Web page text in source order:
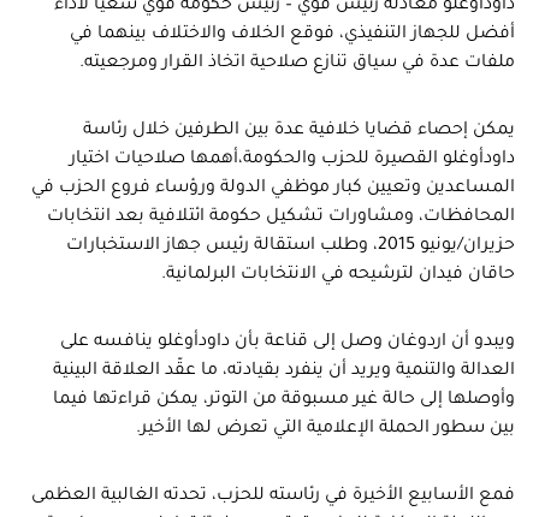
داودأوغلو معادلة رئيس قوي – رئيس حكومة قوي سعياً لأداء
أفضل للجهاز التنفيذي، فوقع الخلاف والاختلاف بينهما في
ملفات عدة في سياق تنازع صلاحية اتخاذ القرار ومرجعيته.
يمكن إحصاء قضايا خلافية عدة بين الطرفين خلال رئاسة
داودأوغلو القصيرة للحزب والحكومة،أهمها صلاحيات اختيار
المساعدين وتعيين كبار موظفي الدولة ورؤساء فروع الحزب في
المحافظات، ومشاورات تشكيل حكومة ائتلافية بعد انتخابات
حزيران/يونيو 2015، وطلب استقالة رئيس جهاز الاستخبارات
حاقان فيدان لترشيحه في الانتخابات البرلمانية.
ويبدو أن اردوغان وصل إلى قناعة بأن داودأوغلو ينافسه على
العدالة والتنمية ويريد أن ينفرد بقيادته، ما عقّد العلاقة البينية
وأوصلها إلى حالة غير مسبوقة من التوتر، يمكن قراءتها فيما
بين سطور الحملة الإعلامية التي تعرض لها الأخير.
فمع الأسابيع الأخيرة في رئاسته للحزب، تحدته الغالبية العظمى